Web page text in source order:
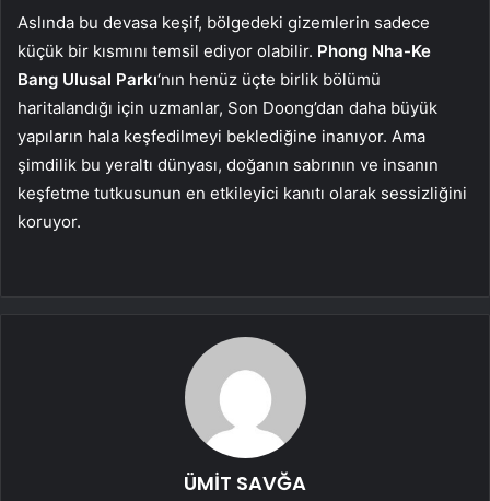
Aslında bu devasa keşif, bölgedeki gizemlerin sadece
küçük bir kısmını temsil ediyor olabilir. Phong Nha-Ke
Bang Ulusal Parkı‘nın henüz üçte birlik bölümü
haritalandığı için uzmanlar, Son Doong’dan daha büyük
yapıların hala keşfedilmeyi beklediğine inanıyor. Ama
şimdilik bu yeraltı dünyası, doğanın sabrının ve insanın
keşfetme tutkusunun en etkileyici kanıtı olarak sessizliğini
koruyor.
ÜMİT SAVĞA